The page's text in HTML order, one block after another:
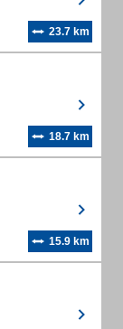
23.7 km
18.7 km
15.9 km